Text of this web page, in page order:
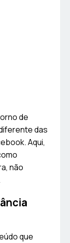
de
das
Aqui,
não
que